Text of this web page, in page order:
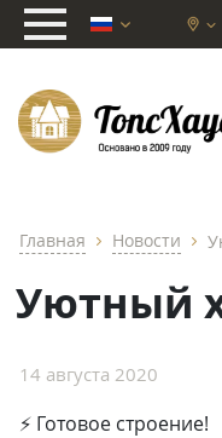
chevron_down
Главная chevron_right Новости chevron_right
Уютный
14 августа 2020
⚡ Готовое строение!